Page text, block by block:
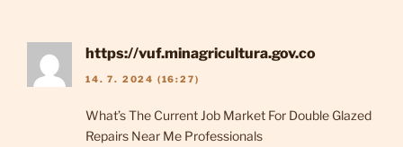
https://vuf.minagricultura.gov.co
14. 7. 2024 (16:27)
What’s The Current Job Market For Double Glazed
Repairs Near Me Professionals